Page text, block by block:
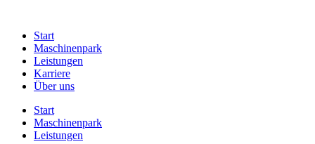
springenStart
Maschinenpark
Leistungen
Karriere
Über uns
Start
Maschinenpark
Leistungen